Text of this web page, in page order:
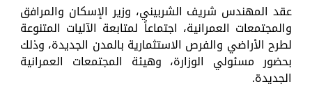
عقد المهندس شريف الشربيني، وزير الإسكان والمرافق
والمجتمعات العمرانية، اجتماعاً لمتابعة الآليات المتنوعة
لطرح الأراضي والفرص الاستثمارية بالمدن الجديدة، وذلك
بحضور مسئولي الوزارة، وهيئة المجتمعات العمرانية
الجديدة.